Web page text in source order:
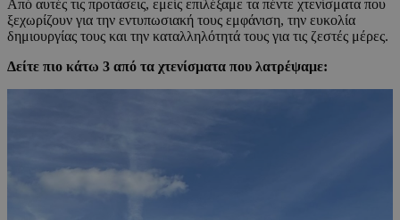
Από αυτές τις προτάσεις, εμείς επιλέξαμε τα πέντε χτενίσματα που
ξεχωρίζουν για την εντυπωσιακή τους εμφάνιση, την ευκολία
δημιουργίας τους και την καταλληλότητά τους για τις ζεστές μέρες.
Δείτε πιο κάτω 3 από τα χτενίσματα που λατρέψαμε: